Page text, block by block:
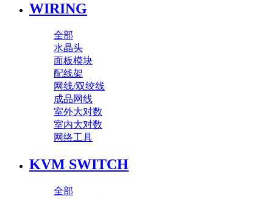
WIRING
全部
水晶头
面板模块
配线架
网线/双绞线
成品网线
室外大对数
室内大对数
网络工具
KVM SWITCH
全部